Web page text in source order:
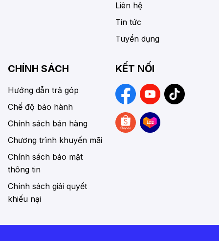
Liên hệ
Tin tức
Tuyển dụng
CHÍNH SÁCH
Hướng dẫn trả góp
Chế độ bảo hành
Chính sách bán hàng
Chương trình khuyến mãi
Chính sách bảo mật
thông tin
Chính sách giải quyết
khiếu nại
KẾT NỐI